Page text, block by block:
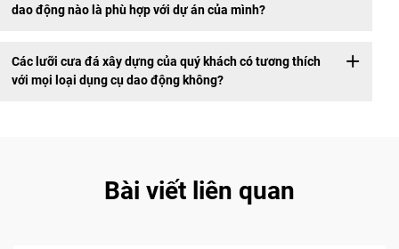
dao động nào là phù hợp với dự án của mình?
Các lưỡi cưa đá xây dựng của quý khách có tương thích
với mọi loại dụng cụ dao động không?
Bài viết liên quan